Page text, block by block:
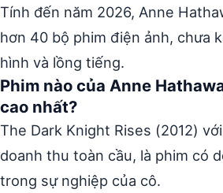
Tính đến năm 2026, Anne
hơn 40 bộ phim điện ảnh, chưa
hình và lồng tiếng.
Phim nào của Anne
cao nhất?
The Dark Knight Rises (2012)
doanh thu toàn cầu, là phim có
trong sự nghiệp của cô.